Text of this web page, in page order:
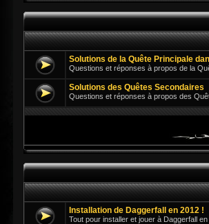
Solutions de la Quête Principale
Questions et réponses à propos de la
Solutions des Quêtes Secondaires
Questions et réponses à propos des
Installation de Daggerfall en 2012 !
Tout pour installer et jouer à Daggerfall en